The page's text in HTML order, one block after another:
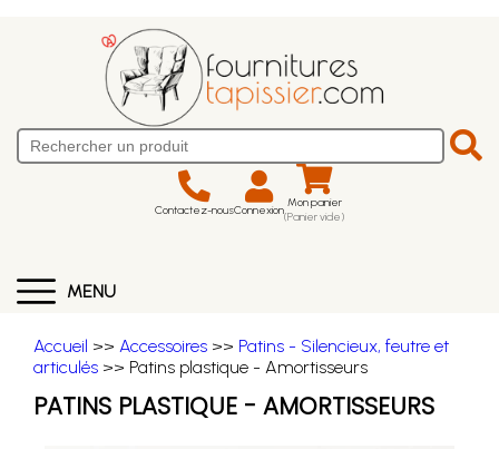
Contactez-nousConnexion Mon panier
(Panier vide)
MENU
Accueil >> Accessoires >> Patins - Silencieux, feutre et
articulés >> Patins plastique - Amortisseurs
PATINS PLASTIQUE - AMORTISSEURS